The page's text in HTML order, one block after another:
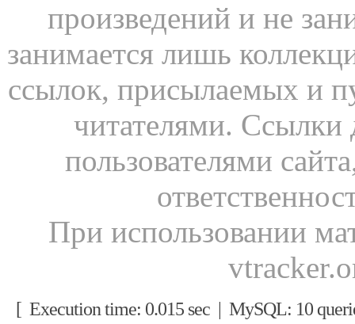
произведений и не
занимается лишь
ссылок, присылаемых и
читателями. Ссылки
пользователями
При использовании
[ Execution time: 0.015 sec | MySQL: 10